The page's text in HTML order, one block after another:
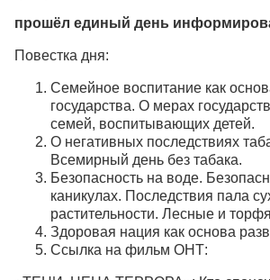
прошёл единый день
Повестка дня:
Семейное воспитание как
государства. О мерах
семей, воспитывающих детей.
О негативных последствиях
Всемирный день без табака.
Безопасность на воде.
каникулах. Последствия пала
растительности. Лесные и
Здоровая нация как основа
Ссылка на фильм ОНТ: